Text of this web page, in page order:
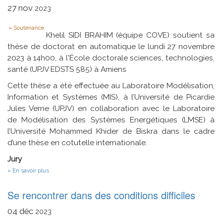
27 nov 2023
Type
Soutenance
Khelil SIDI BRAHIM (équipe COVE) soutient sa
thèse de doctorat en automatique le lundi 27 novembre
2023 à 14h00, à l'École doctorale sciences, technologies,
santé (UPJV EDSTS 585) à Amiens
Cette thèse a été effectuée au Laboratoire Modélisation,
Information et Systèmes (MIS), à l’Université de Picardie
Jules Verne (UPJV) en collaboration avec le Laboratoire
de Modélisation des Systèmes Energétiques (LMSE) à
l’Université Mohammed Khider de Biskra dans le cadre
d’une thèse en cotutelle internationale.
Jury
En savoir plus
robuste
pour
le
suivi
Se rencontrer dans des conditions difficiles
04 déc 2023